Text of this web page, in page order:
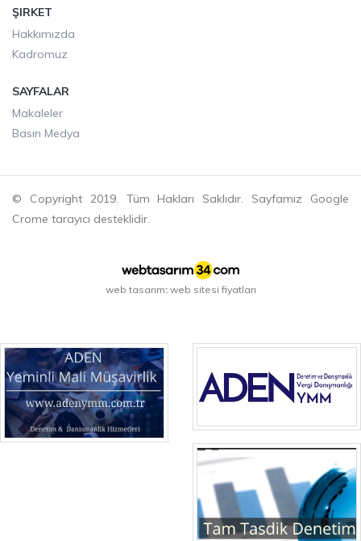
ŞIRKET
Hakkımızda
Kadromuz
SAYFALAR
Makaleler
Basın Medya
© Copyright 2019. Tüm Hakları Saklıdır. Sayfamız Google
Crome tarayıcı desteklidir.
web tasarım web sitesi fiyatları